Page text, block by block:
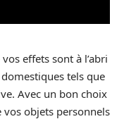
effets sont à l’abri
tels que
Avec un bon choix
vos objets personnels